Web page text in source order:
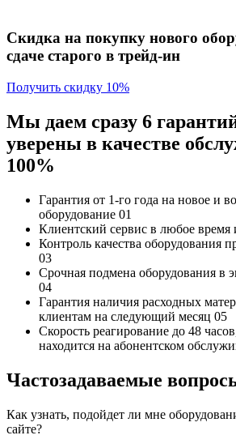
Скидка на покупку нового
сдаче старого в трейд-ин
Получить скидку 10%
Мы даем сразу 6
уверены в качестве
100%
Гарантия от 1-го года на новое и
оборудование 01
Клиентский сервис в любое время
Контроль качества оборудования
03
Срочная подмена оборудования в
04
Гарантия наличия расходных
клиентам на следующий месяц 05
Скорость реагирование до 48
находится на абонентском
Частозадаваемые
Как узнать, подойдет ли мне
сайте?